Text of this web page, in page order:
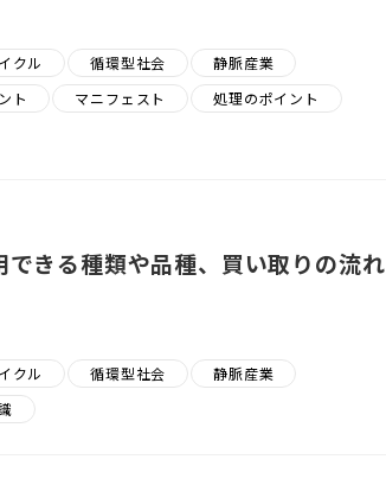
クル 循環型社会
静脈産業
ト マニフェスト
処理のポイント
きる種類や品種、買い取りの流れ
クル 循環型社会
静脈産業